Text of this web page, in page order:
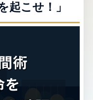
起こせ！」